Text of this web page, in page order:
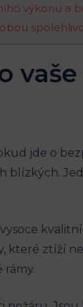
výkonu a
jde o
které ztíží
rámy.